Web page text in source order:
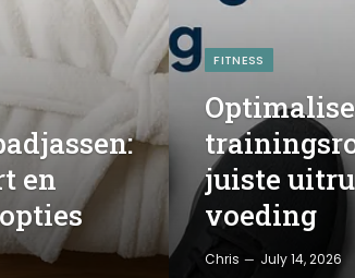
en
FITNESS
juiste
voeding
Chris July 14, 2026